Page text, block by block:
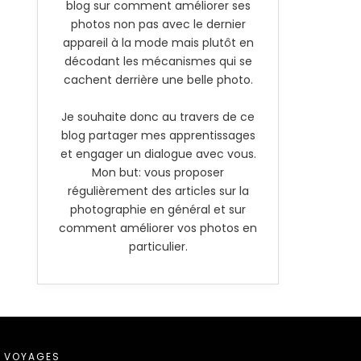
blog sur comment améliorer ses
photos non pas avec le dernier
appareil à la mode mais plutôt en
décodant les mécanismes qui se
cachent derrière une belle photo.
Je souhaite donc au travers de ce
blog partager mes apprentissages
et engager un dialogue avec vous.
Mon but: vous proposer
régulièrement des articles sur la
photographie en général et sur
comment améliorer vos photos en
particulier.
VOYAGES